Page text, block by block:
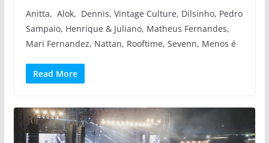
Anitta, Alok, Dennis, Vintage Culture, Dilsinho, Pedro
Sampaio, Henrique & Juliano, Matheus Fernandes,
Mari Fernandez, Nattan, Rooftime, Sevenn, Menos é
Read More